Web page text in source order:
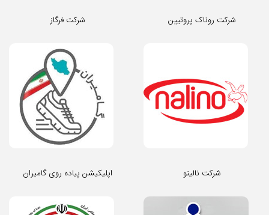
شرکت فرگاز شرکت روناک پروتیین
اپلیکیشن پیاده روی گامیران شرکت نالینو